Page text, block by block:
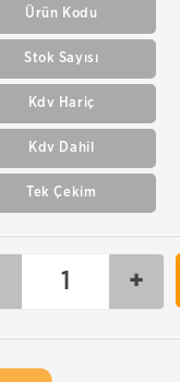
Ürün Kodu
Stok Sayısı
Kdv Hariç
Kdv Dahil
Tek Çekim
+